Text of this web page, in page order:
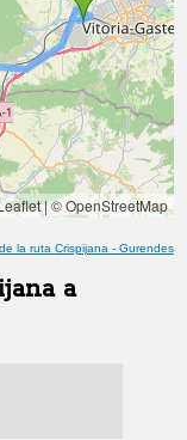
|© OpenStreetMap
la ruta Crispijana - Gurendes
a